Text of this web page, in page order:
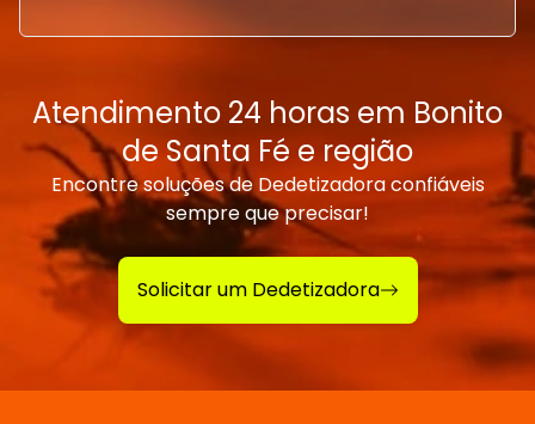
Atendimento 24 horas em Bonito
de Santa Fé e região
Encontre soluções de Dedetizadora confiáveis
sempre que precisar!
Solicitar um Dedetizadora